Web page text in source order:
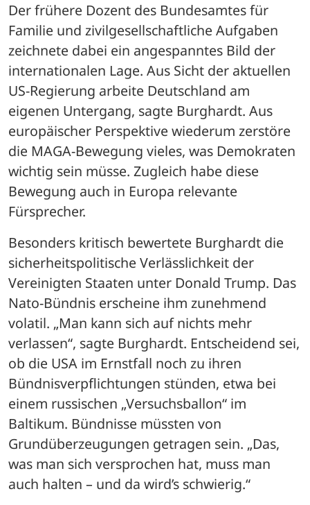
Der frühere Dozent des Bundesamtes für
Familie und zivilgesellschaftliche Aufgaben
zeichnete dabei ein angespanntes Bild der
internationalen Lage. Aus Sicht der aktuellen
US-Regierung arbeite Deutschland am
eigenen Untergang, sagte Burghardt. Aus
europäischer Perspektive wiederum zerstöre
die MAGA-Bewegung vieles, was Demokraten
wichtig sein müsse. Zugleich habe diese
Bewegung auch in Europa relevante
Fürsprecher.
Besonders kritisch bewertete Burghardt die
sicherheitspolitische Verlässlichkeit der
Vereinigten Staaten unter Donald Trump. Das
Nato-Bündnis erscheine ihm zunehmend
volatil. „Man kann sich auf nichts mehr
verlassen“, sagte Burghardt. Entscheidend sei,
ob die USA im Ernstfall noch zu ihren
Bündnisverpflichtungen stünden, etwa bei
einem russischen „Versuchsballon“ im
Baltikum. Bündnisse müssten von
Grundüberzeugungen getragen sein. „Das,
was man sich versprochen hat, muss man
auch halten – und da wird’s schwierig.“